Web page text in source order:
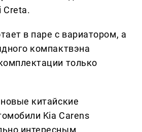
Creta.
в паре с вариатором, а
компактвэна
только
китайские
Kia Carens
интересным